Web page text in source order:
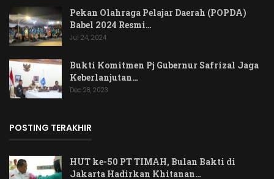
Pekan Olahraga Pelajar Daerah (POPDA)
Babel 2024 Resmi…
Jul 24, 2024
Bukti Komitmen Pj Gubernur Safrizal Jaga
Keberlanjutan…
Dec 28, 2023
POSTING TERAKHIR
HUT ke-50 PT TIMAH, Bulan Bakti di
Jakarta Hadirkan Khitanan…